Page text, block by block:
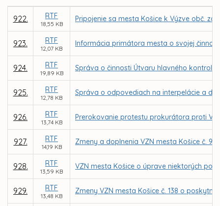
922. RTF
18,55 KB
Pripojenie sa mesta Košice k Výzve obč.
923. RTF
12,07 KB
Informácia primátora mesta o svojej
924. RTF
19,89 KB
Správa o činnosti Útvaru hlavného
925. RTF
12,78 KB
Správa o odpovediach na interpelácie a
926. RTF
13,74 KB
Prerokovanie protestu prokurátora proti
927. RTF
14,19 KB
Zmeny a doplnenia VZN mesta Košice č.
928. RTF
13,59 KB
VZN mesta Košice o úprave niektorých
929. RTF
13,48 KB
Zmeny VZN mesta Košice č. 138 o